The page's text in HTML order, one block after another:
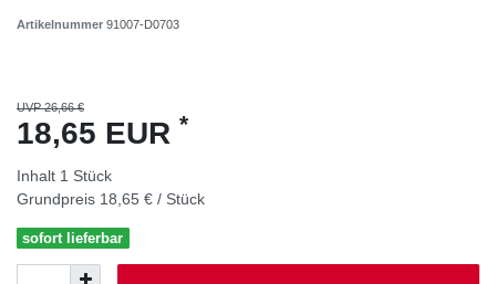
Artikelnummer 91007-D0703
UVP 26,66 €
18,65 EUR *
Inhalt 1 Stück
Grundpreis 18,65 € / Stück
sofort lieferbar